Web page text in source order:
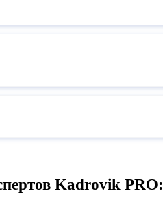
Kadrovik PRO: